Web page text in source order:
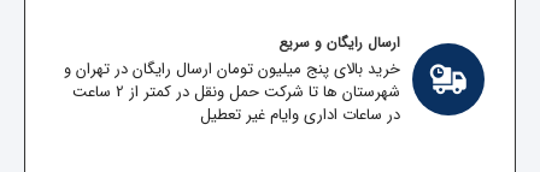
ارسال رایگان و سریع
خرید بالای پنج میلیون تومان ارسال رایگان در تهران و
شهرستان ها تا شرکت حمل ونقل در کمتر از 2 ساعت
در ساعات اداری وایام غیر تعطیل